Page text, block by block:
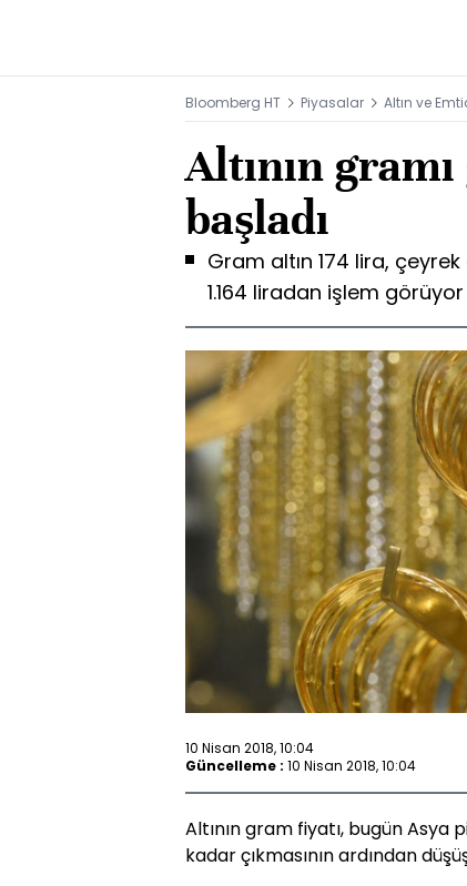
Bloomberg HT Piyasalar Altın ve
Altının
başladı
Gram altın 174 lira,
1.164 liradan işlem görüyor
10 Nisan 2018, 10:04
Güncelleme : 10 Nisan 2018, 10:04
Altının gram fiyatı, bugün Asya
kadar çıkmasının ardından